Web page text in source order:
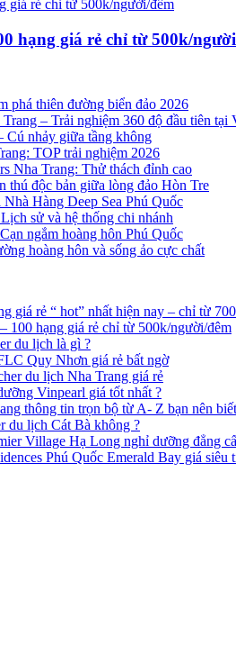
hạng giá rẻ chỉ từ 500k/
phá thiên đường biển đảo 2026
– Trải nghiệm 360 độ đầu tiên tại
Cú nhảy giữa tầng không
TOP trải nghiệm 2026
Nha Trang: Thử thách đỉnh cao
thú độc bản giữa lòng đảo Hòn Tre
Hàng Deep Sea Phú Quốc
sử và hệ thống chi nhánh
ngắm hoàng hôn Phú Quốc
hoàng hôn và sống ảo cực chất
giá rẻ “ hot” nhất hiện nay – chỉ từ
100 hạng giá rẻ chỉ từ 500k/người/đêm
du lịch là gì ?
Quy Nhơn giá rẻ bất ngờ
du lịch Nha Trang giá rẻ
Vinpearl giá tốt nhất ?
thông tin trọn bộ từ A- Z bạn nên biết
du lịch Cát Bà không ?
Village Hạ Long nghỉ dưỡng đẳng
Phú Quốc Emerald Bay giá siêu